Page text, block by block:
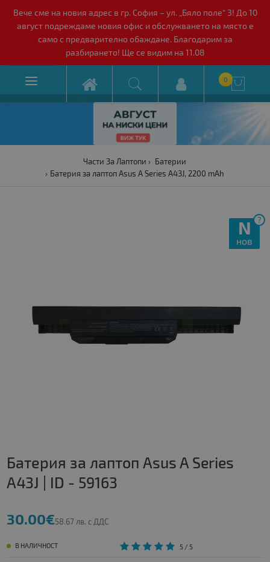
Вече сме на новия адрес в гр. София – ул. „Бяло поле“ 3! До 10
август подреждаме новия офис и обслужването на място е
само с предварително обаждане. Благодарим за
разбирането! Ще се видим на 11.08
 0 
Части За Лаптопи
Батерии
Батерия за лаптоп Asus A Series A43J, 2200 mAh
?
N
нов
Батерия за лаптоп Asus A Series
A43J | ID - 59163
30.00€58.67 лв. с ДДС
В НАЛИЧНОСТ 5/ 5